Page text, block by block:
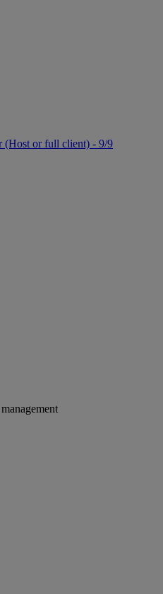
(Host or full client) - 9/9